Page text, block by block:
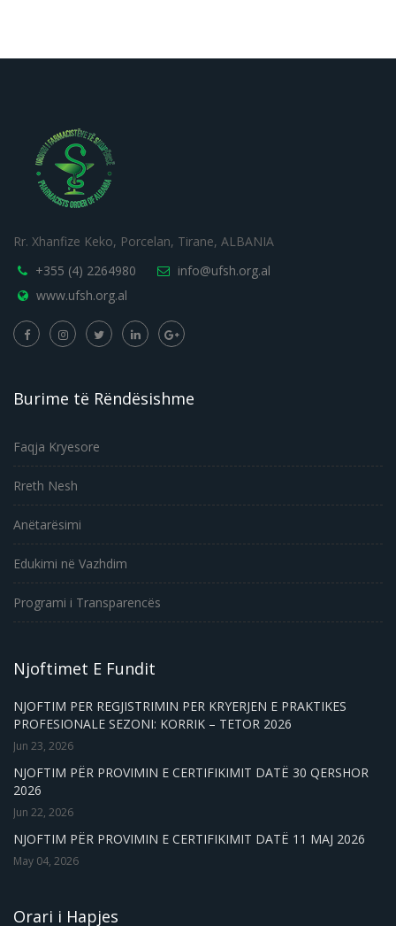
Rr. Xhanfize Keko, Porcelan, Tirane, ALBANIA
+355 (4) 2264980
info@ufsh.org.al
www.ufsh.org.al
Burime të Rëndësishme
Faqja Kryesore
Rreth Nesh
Anëtarësimi
Edukimi në Vazhdim
Programi i Transparencës
Njoftimet E Fundit
NJOFTIM PER REGJISTRIMIN PER KRYERJEN E PRAKTIKES
PROFESIONALE SEZONI: KORRIK – TETOR 2026
Jun 23, 2026
NJOFTIM PËR PROVIMIN E CERTIFIKIMIT DATË 30 QERSHOR
2026
Jun 22, 2026
NJOFTIM PËR PROVIMIN E CERTIFIKIMIT DATË 11 MAJ 2026
May 04, 2026
Orari i Hapjes